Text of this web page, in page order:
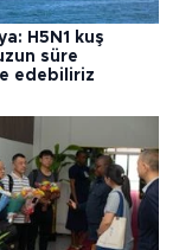
H5N1 kuş
süre
edebiliriz